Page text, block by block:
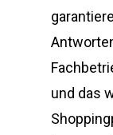
und das